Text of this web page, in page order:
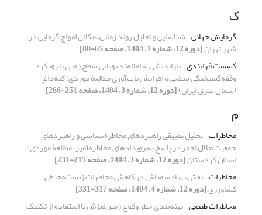
گ
گرمایش جهانی شناسایی و تحلیل روند زمانی – مکانی امواج گرمایی در
شهر تهران[دوره 12، شماره 1، 1404، صفحه 65-80]
گسست فرایندی بازاندیشی سامانمند پویایی سطح زمین با رویکرد
وقفه‌گسیختگی سطحی و افزایش تاب‌آوری مطالعۀ موردی: کپه‌داغ
(شمال شرق ایران)[دوره 12، شماره 3، 1404، صفحه 251-266]
م
مخاطرات تحلیل تطبیقی راهبردهای مخاطره‌شناسی و راهبردهای
جمعیت هلال احمر در پاسخ به رویدادهای مخاطره‌آمیز، مطالعۀ موردی:
استان کردستان[دوره 12، شماره 3، 1404، صفحه 215-231]
مخاطرات نقش پهپادسمپاش در کاهش مخاطرات زیست‌محیطی
کشاورزی[دوره 12، شماره 4، 1404، صفحه 317-331]
مخاطرات طبیعی پهنه‌بندی خطر وقوع زمین‌لغزش با استفاده از تکنیک